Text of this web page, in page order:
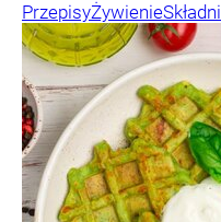
PrzepisyŻywienie